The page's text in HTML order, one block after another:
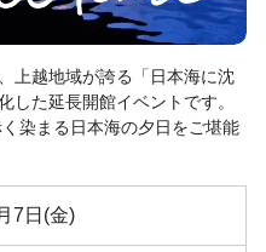
上越地域が誇る「日本海に沈
した延長開館イベントです。
染まる日本海の夕日をご堪能
7日(金)